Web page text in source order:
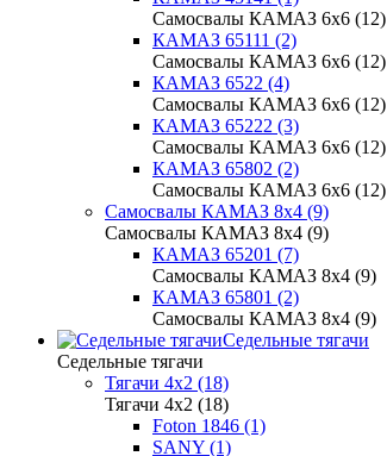
Самосвалы КАМАЗ 6х6 (12)
КАМАЗ 65111 (2)
Самосвалы КАМАЗ 6х6 (12)
КАМАЗ 6522 (4)
Самосвалы КАМАЗ 6х6 (12)
КАМАЗ 65222 (3)
Самосвалы КАМАЗ 6х6 (12)
КАМАЗ 65802 (2)
Самосвалы КАМАЗ 6х6 (12)
Самосвалы КАМАЗ 8х4 (9)
Самосвалы КАМАЗ 8х4 (9)
КАМАЗ 65201 (7)
Самосвалы КАМАЗ 8х4 (9)
КАМАЗ 65801 (2)
Самосвалы КАМАЗ 8х4 (9)
Седельные тягачи
Седельные тягачи
Тягачи 4x2 (18)
Тягачи 4x2 (18)
Foton 1846 (1)
SANY (1)